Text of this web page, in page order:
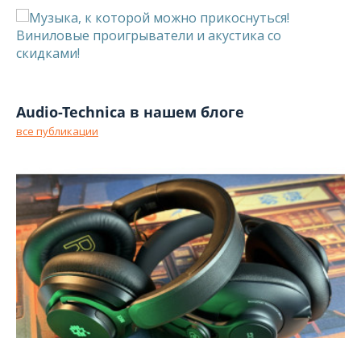
Audio-Technica в нашем блоге
все публикации